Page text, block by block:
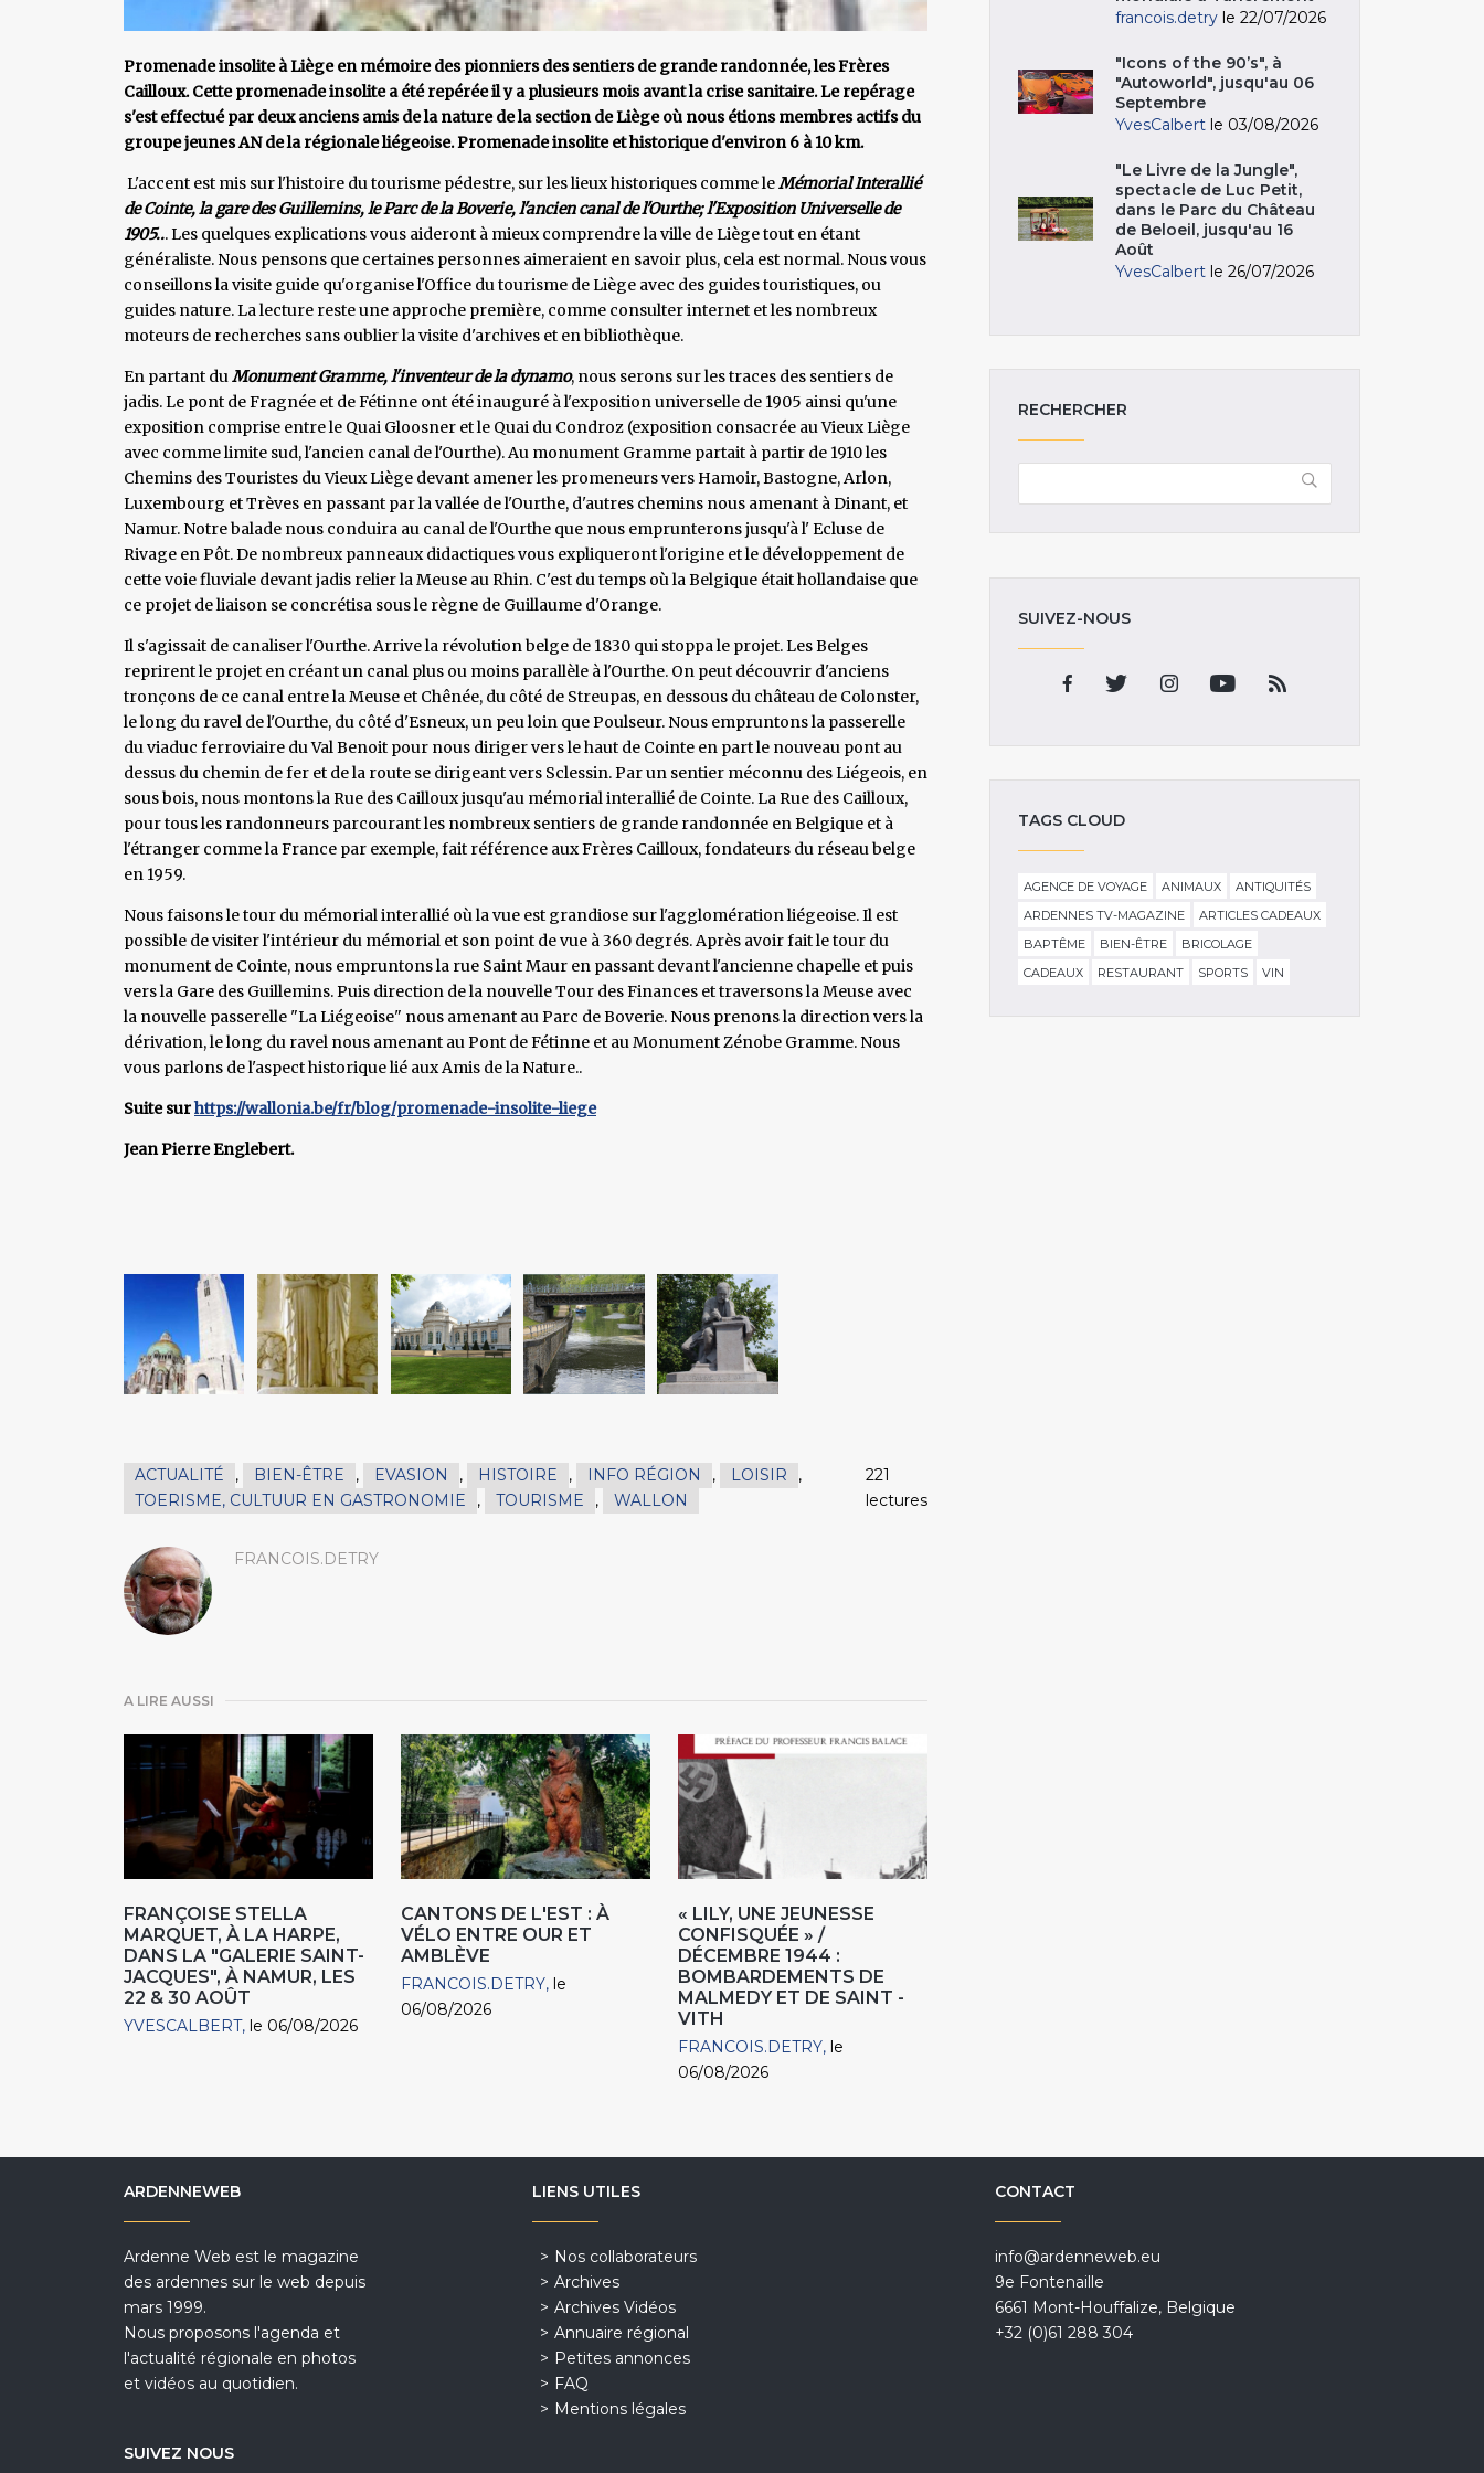
Promenade insolite à Liège en mémoire des pionniers des sentiers de grande randonnée, les Frères
Cailloux. Cette promenade insolite a été repérée il y a plusieurs mois avant la crise sanitaire. Le repérage
s'est effectué par deux anciens amis de la nature de la section de Liège où nous étions membres actifs du
groupe jeunes AN de la régionale liégeoise. Promenade insolite et historique d'environ 6 à 10 km.
L'accent est mis sur l'histoire du tourisme pédestre, sur les lieux historiques comme leMémorial Interallié
de Cointe, la gare des Guillemins, le Parc de la Boverie, l'ancien canal de l'Ourthe; l'Exposition Universelle de
1905... Les quelques explications vous aideront à mieux comprendre la ville de Liège tout en étant
généraliste. Nous pensons que certaines personnes aimeraient en savoir plus, cela est normal. Nous vous
conseillons la visite guide qu'organise l'Office du tourisme de Liège avec des guides touristiques, ou
guides nature. La lecture reste une approche première, comme consulter internet et les nombreux
moteurs de recherches sans oublier la visite d'archives et en bibliothèque.
En partant duMonument Gramme, l'inventeur de la dynamo, nous serons sur les traces des sentiers de
jadis. Le pont de Fragnée et de Fétinne ont été inauguré à l'exposition universelle de 1905 ainsi qu'une
exposition comprise entre le Quai Gloosner et le Quai du Condroz (exposition consacrée au Vieux Liège
avec comme limite sud, l'ancien canal de l'Ourthe). Au monument Gramme partait à partir de 1910 les
Chemins des Touristes du Vieux Liège devant amener les promeneurs vers Hamoir, Bastogne, Arlon,
Luxembourg et Trèves en passant par la vallée de l'Ourthe, d'autres chemins nous amenant à Dinant, et
Namur. Notre balade nous conduira au canal de l'Ourthe que nous emprunterons jusqu'à l' Ecluse de
Rivage en Pôt. De nombreux panneaux didactiques vous expliqueront l'origine et le développement de
cette voie fluviale devant jadis relier la Meuse au Rhin. C'est du temps où la Belgique était hollandaise que
ce projet de liaison se concrétisa sous le règne de Guillaume d'Orange.
Il s'agissait de canaliser l'Ourthe. Arrive la révolution belge de 1830 qui stoppa le projet. Les Belges
reprirent le projet en créant un canal plus ou moins parallèle à l'Ourthe. On peut découvrir d'anciens
tronçons de ce canal entre la Meuse et Chênée, du côté de Streupas, en dessous du château de Colonster,
le long du ravel de l'Ourthe, du côté d'Esneux, un peu loin que Poulseur. Nous empruntons la passerelle
du viaduc ferroviaire du Val Benoit pour nous diriger vers le haut de Cointe en part le nouveau pont au
dessus du chemin de fer et de la route se dirigeant vers Sclessin. Par un sentier méconnu des Liégeois, en
sous bois, nous montons la Rue des Cailloux jusqu'au mémorial interallié de Cointe. La Rue des Cailloux,
pour tous les randonneurs parcourant les nombreux sentiers de grande randonnée en Belgique et à
l'étranger comme la France par exemple, fait référence aux Frères Cailloux, fondateurs du réseau belge
en 1959.
Nous faisons le tour du mémorial interallié où la vue est grandiose sur l'agglomération liégeoise. Il est
possible de visiter l'intérieur du mémorial et son point de vue à 360 degrés. Après avoir fait le tour du
monument de Cointe, nous empruntons la rue Saint Maur en passant devant l'ancienne chapelle et puis
vers la Gare des Guillemins. Puis direction de la nouvelle Tour des Finances et traversons la Meuse avec
la nouvelle passerelle "La Liégeoise" nous amenant au Parc de Boverie. Nous prenons la direction vers la
dérivation, le long du ravel nous amenant au Pont de Fétinne et au Monument Zénobe Gramme. Nous
vous parlons de l'aspect historique lié aux Amis de la Nature..
Suite surhttps://wallonia.be/fr/blog/promenade-insolite-liege
Jean Pierre Englebert.
ACTUALITÉ , BIEN-ÊTRE , EVASION , HISTOIRE , INFO RÉGION , LOISIR
,
TOERISME, CULTUUR EN GASTRONOMIE
, TOURISME , WALLON
221
lectures
FRANCOIS.DETRY
A LIRE AUSSI
FRANÇOISE STELLA
MARQUET, À LA HARPE,
DANS LA "GALERIE SAINT-
JACQUES", À NAMUR, LES
22 & 30 AOÛT
YVESCALBERT le 06/08/2026
CANTONS DE L'EST : À
VÉLO ENTRE OUR ET
AMBLÈVE
FRANCOIS.DETRY le
06/08/2026
« LILY, UNE JEUNESSE
CONFISQUÉE » /
DÉCEMBRE 1944 :
BOMBARDEMENTS DE
MALMEDY ET DE SAINT -
VITH
FRANCOIS.DETRY le
06/08/2026
francois.detry le 22/07/2026
"Icons of the 90’s", à
"Autoworld", jusqu'au 06
Septembre
YvesCalbert le 03/08/2026
"Le Livre de la Jungle",
spectacle de Luc Petit,
dans le Parc du Château
de Beloeil, jusqu'au 16
Août
YvesCalbert le 26/07/2026
RECHERCHER
SUIVEZ-NOUS
TAGS CLOUD
AGENCE DE VOYAGE ANIMAUX
ANTIQUITÉS
ARDENNES TV-MAGAZINE
ARTICLES CADEAUX
BAPTÊME
BIEN-ÊTRE
BRICOLAGE
CADEAUX
RESTAURANT SPORTS VIN
ARDENNEWEB
Ardenne Web est le magazine
des ardennes sur le web depuis
mars 1999.
Nous proposons l'agenda et
l'actualité régionale en photos
et vidéos au quotidien.
SUIVEZ NOUS
LIENS UTILES
Nos collaborateurs
Archives
Archives Vidéos
Annuaire régional
Petites annonces
FAQ
Mentions légales
CONTACT
info@ardenneweb.eu
9e Fontenaille
6661 Mont-Houffalize, Belgique
+32 (0)61 288 304